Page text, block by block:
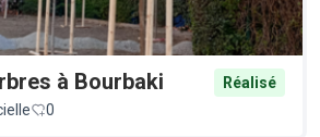
à Bourbaki
Réalisé
0